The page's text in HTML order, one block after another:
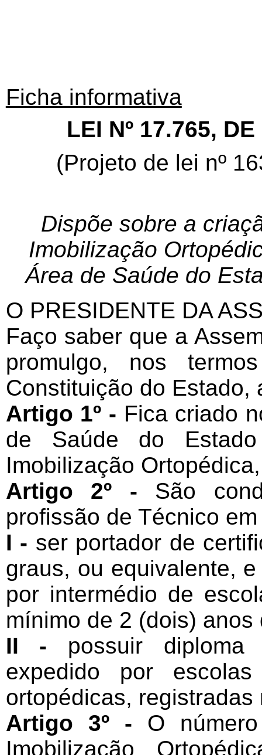
Ficha informativa
LEI Nº 17.765,
(Projeto de lei nº
Dispõe sobre a
Imobilização
Área de Saúde do
O PRESIDENTE DA
Faço saber que a
promulgo, nos
Constituição do Estado,
Artigo 1º - Fica criado
de Saúde do
Imobilização
Artigo 2º - São
profissão de Técnico
I - ser portador de
graus, ou equivalente,
por intermédio de
mínimo de 2 (dois) anos
II - possuir diploma
expedido por
ortopédicas,
Artigo 3º - O
Imobilização